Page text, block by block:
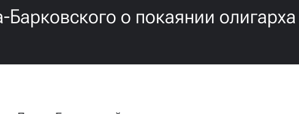
о покаянии олигарха